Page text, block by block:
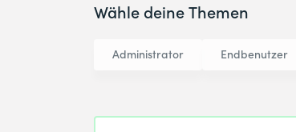
Wähle deine Themen
Administrator Endbenutzer